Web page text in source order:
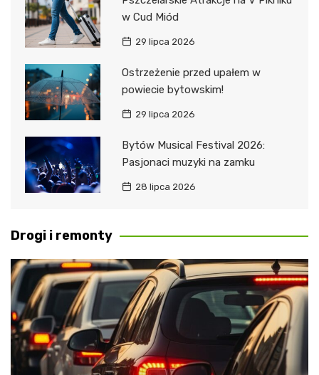
w Cud Miód
29 lipca 2026
Ostrzeżenie przed upałem w
powiecie bytowskim!
29 lipca 2026
Bytów Musical Festival 2026:
Pasjonaci muzyki na zamku
28 lipca 2026
Drogi i remonty